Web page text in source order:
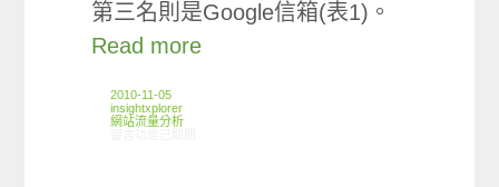
第三名則是Google信箱(表1)。
Read more
2010-11-05
insightxplorer
網站流量分析